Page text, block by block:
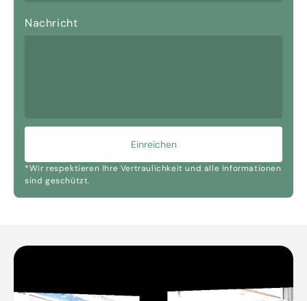
Nachricht
Einreichen
*Wir respektieren Ihre Vertraulichkeit und alle Informationen
sind geschützt.